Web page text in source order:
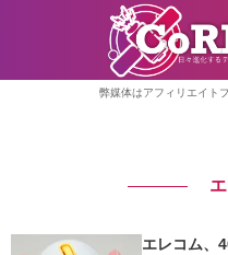
弊媒体はアフィリエイト
エレコム、